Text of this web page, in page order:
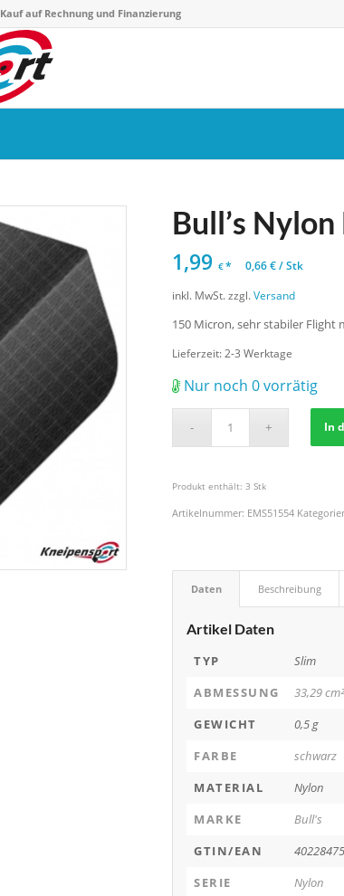
Kauf auf Rechnung und Finanzierung
Bull’s
1,99€* 0,66€/Stk
inkl. MwSt. zzgl.Versand
150 Micron, sehr stabiler
Lieferzeit: 2-3 Werktage
Nur noch 0 vorrätig
In
Produkt enthält: 3Stk
Artikelnummer: EMS51554
Daten Beschreibung
Artikel Daten
TYP
Slim
ABMESSUNG
33,29 cm²
GEWICHT
0,5 g
FARBE
schwarz
MATERIAL
Nylon
MARKE
Bull's
GTIN/EAN
SERIE
Nylon